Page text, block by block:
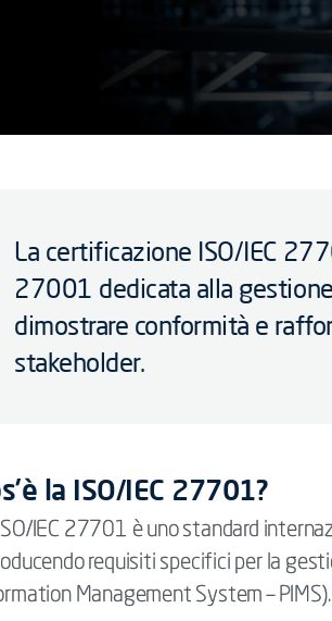
La certificazione ISO/IEC
27001 dedicata alla
dimostrare conformità e
stakeholder.
la ISO/IEC 27701?
IEC 27701 è uno standard
requisiti specifici per la
Management System – PIMS).